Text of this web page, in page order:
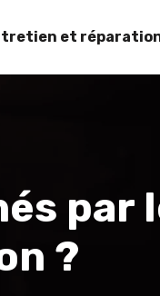
et
par
?